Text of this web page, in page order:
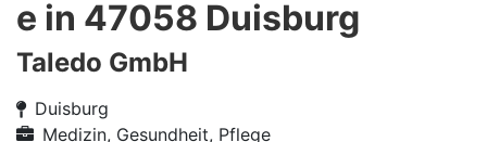
e in 47058 Duisburg
Taledo GmbH
Duisburg
Medizin, Gesundheit, Pflege